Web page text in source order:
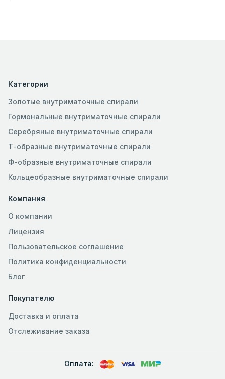
Категории
Золотые внутриматочные спирали
Гормональные внутриматочные спирали
Серебряные внутриматочные спирали
Т-образные внутриматочные спирали
Ф-образные внутриматочные спирали
Кольцеобразные внутриматочные спирали
Компания
О компании
Лицензия
Пользовательское соглашение
Политика конфиденциальности
Блог
Покупателю
Доставка и оплата
Отслеживание заказа
Оплата: